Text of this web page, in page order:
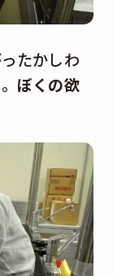
たかしわ
ぼくの欲